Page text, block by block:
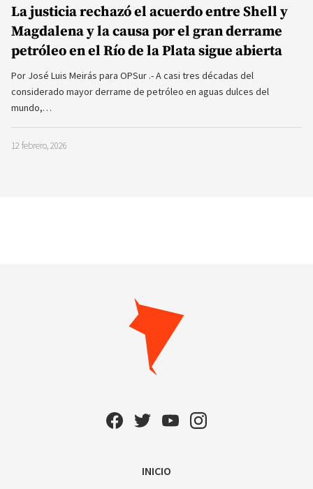
La justicia rechazó el acuerdo entre Shell y
Magdalena y la causa por el gran derrame
petróleo en el Río de la Plata sigue abierta
Por José Luis Meirás para OPSur .- A casi tres décadas del
considerado mayor derrame de petróleo en aguas dulces del
mundo,…
12 febrero, 2026
INICIO